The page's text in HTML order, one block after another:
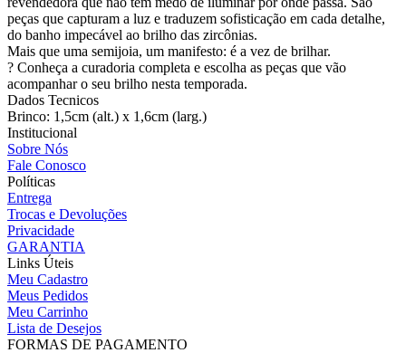
peças que capturam a luz e traduzem sofisticação em cada detalhe,
do banho impecável ao brilho das zircônias.
Mais que uma semijoia, um manifesto: é a vez de brilhar.
? Conheça a curadoria completa e escolha as peças que vão
acompanhar o seu brilho nesta temporada.
Dados Tecnicos
Brinco: 1,5cm (alt.) x 1,6cm (larg.)
Institucional
Sobre Nós
Fale Conosco
Políticas
Entrega
Trocas e Devoluções
Privacidade
GARANTIA
Links Úteis
Meu Cadastro
Meus Pedidos
Meu Carrinho
Lista de Desejos
FORMAS DE PAGAMENTO